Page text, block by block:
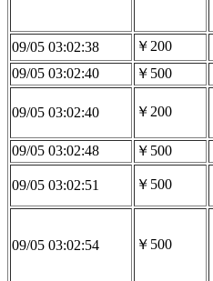
09/05 03:02:38 ￥200
09/05 03:02:40 ￥500
09/05 03:02:40 ￥200
09/05 03:02:48 ￥500
09/05 03:02:51 ￥500
09/05 03:02:54 ￥500